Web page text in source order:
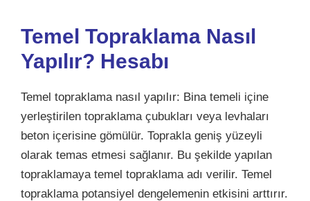
Temel Topraklama Nasıl
Yapılır? Hesabı
Temel topraklama nasıl yapılır: Bina temeli içine
yerleştirilen topraklama çubukları veya levhaları
beton içerisine gömülür. Toprakla geniş yüzeyli
olarak temas etmesi sağlanır. Bu şekilde yapılan
topraklamaya temel topraklama adı verilir. Temel
topraklama potansiyel dengelemenin etkisini arttırır.